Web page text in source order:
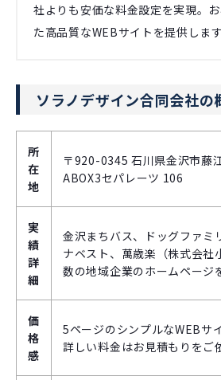
社よりも安価な料金設定を実現。
た高品質なWEBサイトを提供します
ソラノデザイン合同会社の
所
在
地
〒920-0345 石川県金沢市藤
ABOX3セパレーツ 106
実
績
詳
細
金沢まちバス、ドッグファミ
ナベスト、萬歳楽（株式会社
数の地域企業のホームページ
価
格
感
5ページのシンプルなWEBサ
詳しい料金はお見積もりをご